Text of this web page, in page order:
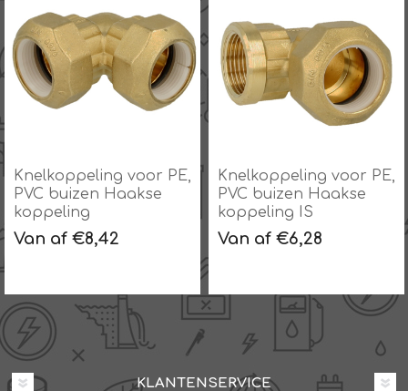
Knelkoppeling voor PE,
PVC buizen Haakse
koppeling
Van af €8,42
Knelkoppeling voor PE,
PVC buizen Haakse
koppeling IS
Van af €6,28
KLANTENSERVICE